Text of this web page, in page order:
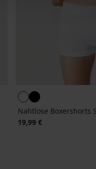
Nahtlose Boxershorts
19,99 €